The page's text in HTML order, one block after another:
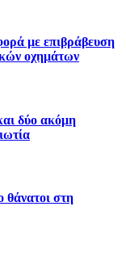
με επιβράβευση
οχημάτων
δύο ακόμη
θάνατοι στη